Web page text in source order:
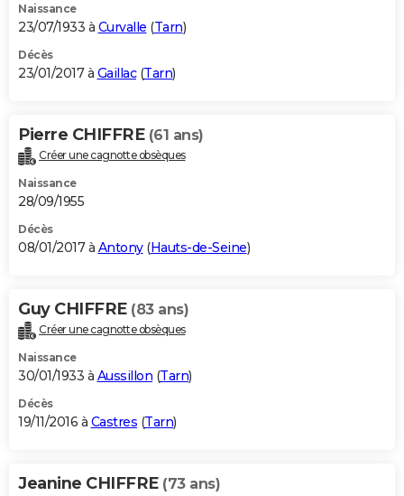
Naissance
23/07/1933 à Curvalle (Tarn)
Décès
23/01/2017 à Gaillac(Tarn)
Pierre CHIFFRE (61 ans)
Créer une cagnotte obsèques
Naissance
28/09/1955
Décès
08/01/2017 à Antony(Hauts-de-Seine)
Guy CHIFFRE (83 ans)
Créer une cagnotte obsèques
Naissance
30/01/1933 à Aussillon (Tarn)
Décès
19/11/2016 à Castres (Tarn)
Jeanine CHIFFRE (73 ans)